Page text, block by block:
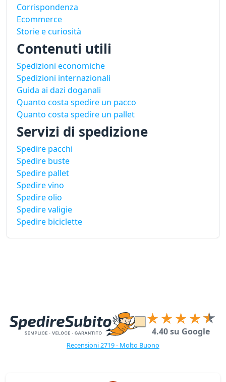
Corrispondenza
Ecommerce
Storie e curiosità
Contenuti utili
Spedizioni economiche
Spedizioni internazionali
Guida ai dazi doganali
Quanto costa spedire un pacco
Quanto costa spedire un pallet
Servizi di spedizione
Spedire pacchi
Spedire buste
Spedire pallet
Spedire vino
Spedire olio
Spedire valigie
Spedire biciclette
4.40 su Google
Recensioni 2719 - Molto Buono